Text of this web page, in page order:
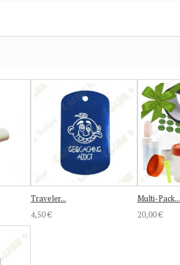
Traveler...
4,50 €
Multi-Pack...
20,00 €